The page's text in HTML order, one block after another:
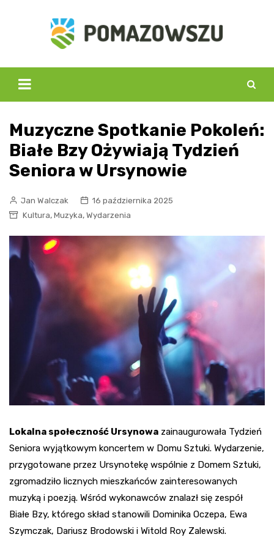
Muzyczne Spotkanie Pokoleń:
Białe Bzy Ożywiają Tydzień
Seniora w Ursynowie
Jan Walczak
16 października 2025
Kultura, Muzyka, Wydarzenia
Lokalna społeczność Ursynowa zainaugurowała Tydzień
Seniora wyjątkowym koncertem w Domu Sztuki. Wydarzenie,
przygotowane przez Ursynotekę wspólnie z Domem Sztuki,
zgromadziło licznych mieszkańców zainteresowanych
muzyką i poezją. Wśród wykonawców znalazł się zespół
Białe Bzy, którego skład stanowili Dominika Oczepa, Ewa
Szymczak, Dariusz Brodowski i Witold Roy Zalewski.